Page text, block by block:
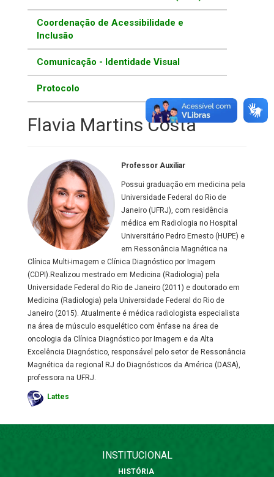
Coordenação de Acessibilidade e
Inclusão
Comunicação - Identidade Visual
Protocolo
Flavia Martins Costa
Professor Auxiliar
Possui graduação em medicina pela
Universidade Federal do Rio de
Janeiro (UFRJ), com residência
médica em Radiologia no Hospital
Universitário Pedro Ernesto (HUPE) e
em Ressonância Magnética na
Clínica Multi-imagem e Clínica Diagnóstico por Imagem
(CDPI).Realizou mestrado em Medicina (Radiologia) pela
Universidade Federal do Rio de Janeiro (2011) e doutorado em
Medicina (Radiologia) pela Universidade Federal do Rio de
Janeiro (2015). Atualmente é médica radiologista especialista
na área de músculo esquelético com ênfase na área de
oncologia da Clínica Diagnóstico por Imagem e da Alta
Excelência Diagnóstico, responsável pelo setor de Ressonância
Magnética da regional RJ do Diagnósticos da América (DASA),
professora na UFRJ.
Lattes
INSTITUCIONAL
HISTÓRIA